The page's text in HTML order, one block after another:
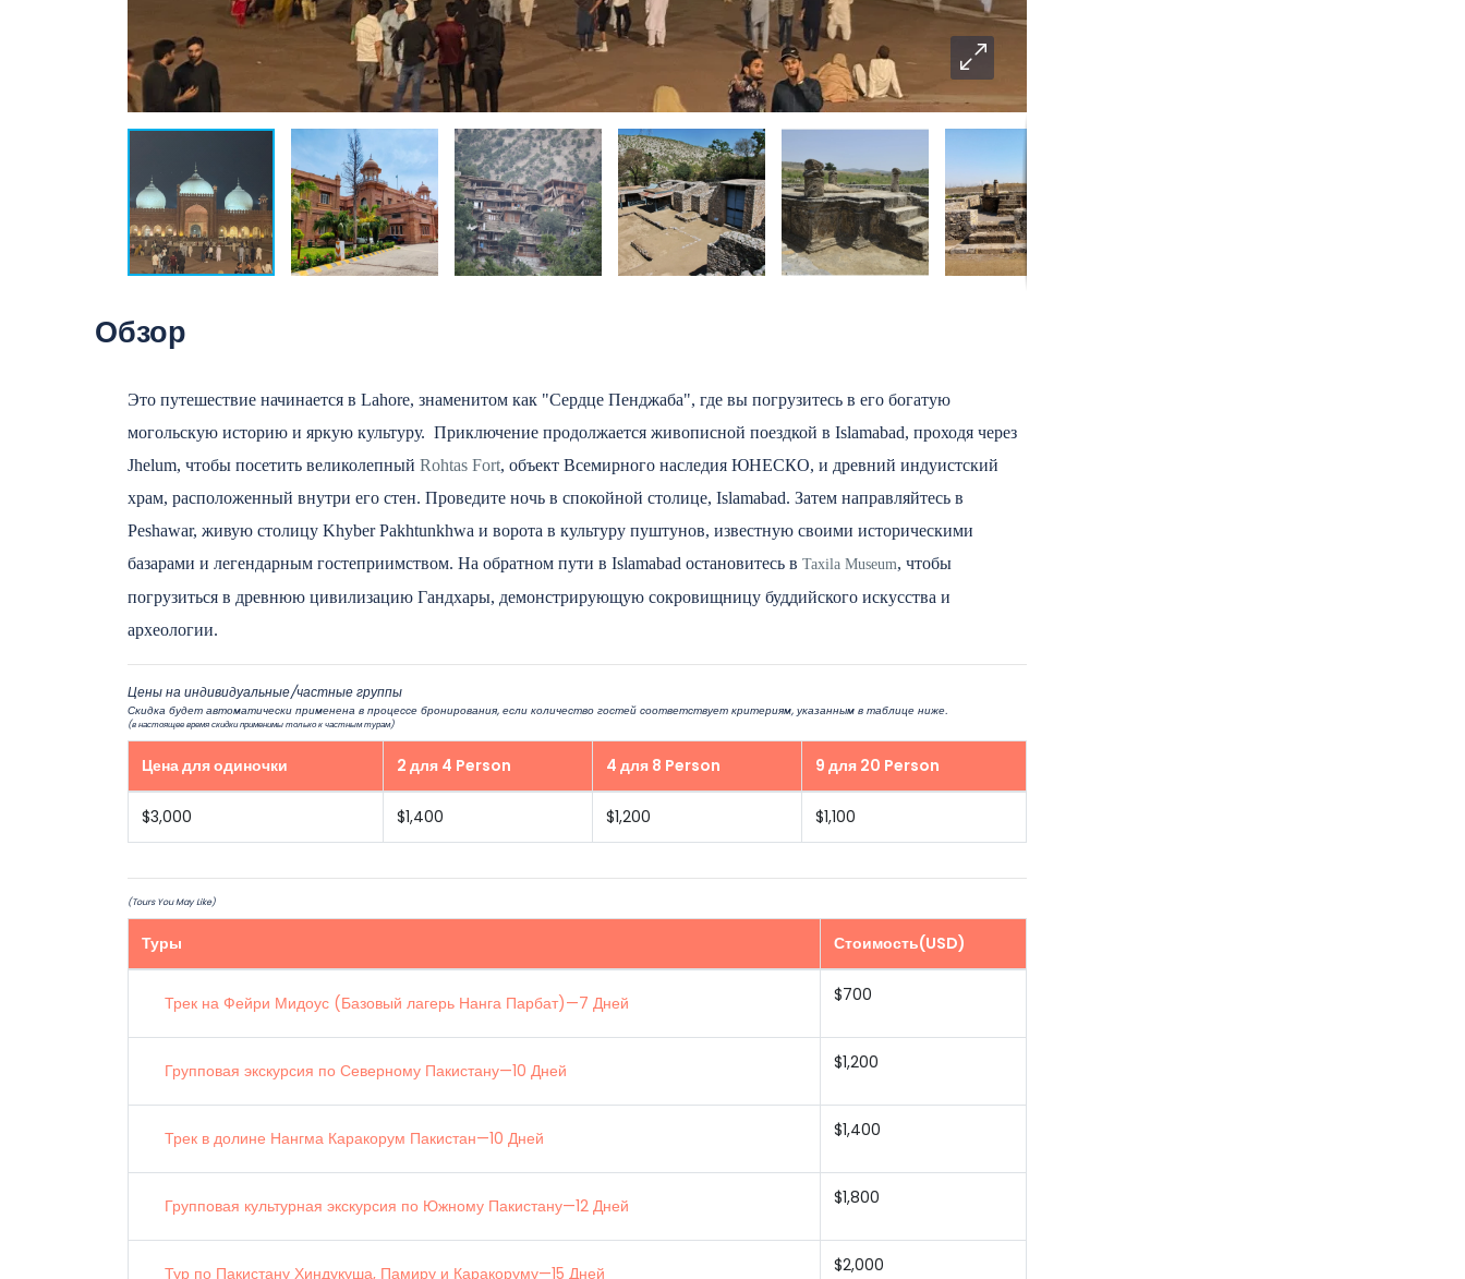
Обзор
Это путешествие начинается в Lahore, знаменитом как "Сердце Пенджаба", где вы погрузитесь в его богатую
могольскую историю и яркую культуру. Приключение продолжается живописной поездкой в Islamabad, проходя через
Jhelum, чтобы посетить великолепный Rohtas Fort, объект Всемирного наследия ЮНЕСКО, и древний индуистский
храм, расположенный внутри его стен. Проведите ночь в спокойной столице, Islamabad. Затем направляйтесь в
Peshawar, живую столицу Khyber Pakhtunkhwa и ворота в культуру пуштунов, известную своими историческими
базарами и легендарным гостеприимством. На обратном пути в Islamabad остановитесь в Taxila Museum, чтобы
погрузиться в древнюю цивилизацию Гандхары, демонстрирующую сокровищницу буддийского искусства и
археологии.
Цены на индивидуальные/частные группы
Скидка будет автоматически применена в процессе бронирования, если количество гостей соответствует критериям, указанным в таблице ниже.
(в настоящее время скидки применимы только к частным турам)
Цена для одиночки 2 для 4 Person 4 для 8 Person 9 для 20 Person
$3,000 $1,400 $1,200 $1,100
(Tours You May Like)
Туры Стоимость(USD)
Трек на Фейри Мидоус (Базовый лагерь Нанга Парбат)—7 Дней $700
Групповая экскурсия по Северному Пакистану—10 Дней $1,200
Трек в долине Нангма Каракорум Пакистан—10 Дней $1,400
Групповая культурная экскурсия по Южному Пакистану—12 Дней $1,800
Тур по Пакистану Хиндукуша, Памиру и Каракоруму—15 Дней $2,000